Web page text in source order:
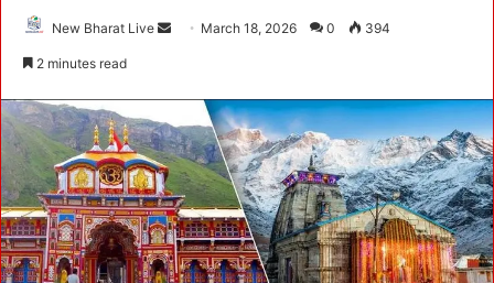
New Bharat Live
a
n
e
m
a
i
March 18, 2026 0 394
2 minutes read